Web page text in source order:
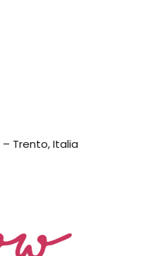
– Trento, Italia